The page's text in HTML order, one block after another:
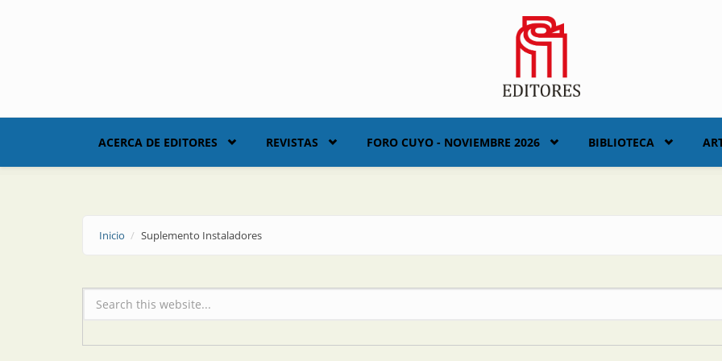
ACERCA DE EDITORES REVISTAS FORO CUYO - NOVIEMBRE 2026 BIBLIOTECA
Inicio Suplemento Instaladores
Formulario de búsqueda